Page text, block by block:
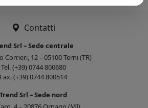
Contatti
Srl – Sede centrale
Corrieri, 12 – 05100 Terni (TR)
Tel. (+39) 0744 800680
Fax. (+39) 0744 800514
Trend Srl – Sede nord